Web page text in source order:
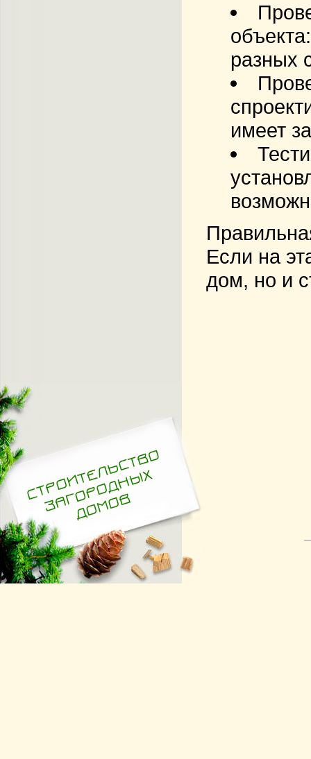
разных
имеет
Если на
дом, но и